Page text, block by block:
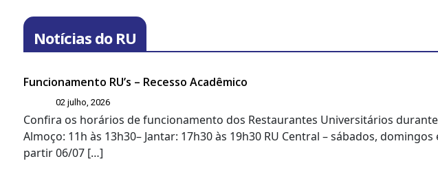
Notícias do RU
Funcionamento RU’s – Recesso Acadêmico
02 julho, 2026
Confira os horários de funcionamento dos Restaurantes Universitários durante
Almoço: 11h às 13h30– Jantar: 17h30 às 19h30 RU Central – sábados,
partir 06/07 […]